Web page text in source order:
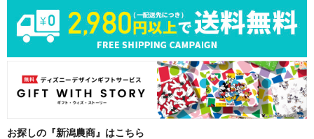
お探しの『新潟農商』はこちら